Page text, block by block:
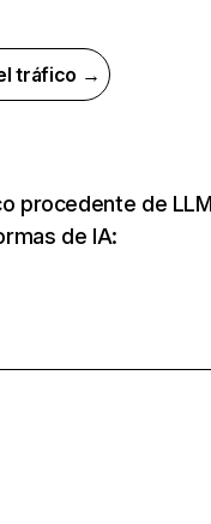
tráfico →
procedente de
de IA: